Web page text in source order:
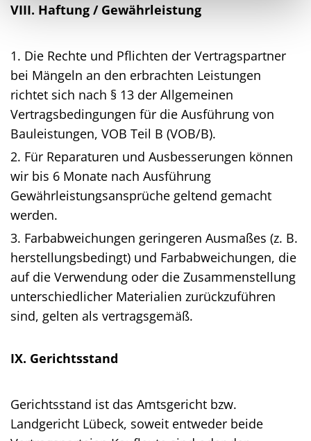
VIII. Haftung / Gewährleistung
1. Die Rechte und Pflichten der Vertragspartner
bei Mängeln an den erbrachten Leistungen
richtet sich nach § 13 der Allgemeinen
Vertragsbedingungen für die Ausführung von
Bauleistungen, VOB Teil B (VOB/B).
2. Für Reparaturen und Ausbesserungen können
wir bis 6 Monate nach Ausführung
Gewährleistungsansprüche geltend gemacht
werden.
3. Farbabweichungen geringeren Ausmaßes (z. B.
herstellungsbedingt) und Farbabweichungen, die
auf die Verwendung oder die Zusammenstellung
unterschiedlicher Materialien zurückzuführen
sind, gelten als vertragsgemäß.
IX. Gerichtsstand
Gerichtsstand ist das Amtsgericht bzw.
Landgericht Lübeck, soweit entweder beide